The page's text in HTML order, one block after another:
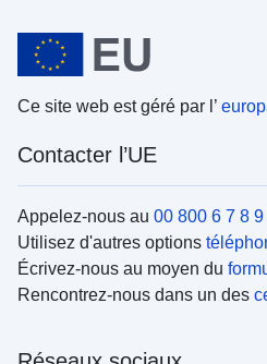
Ce site web est géré par l’
Contacter l’UE
Appelez-nous au 00 800 6 7 8 9
Utilisez d'autres options
Écrivez-nous au moyen du
Rencontrez-nous dans un des